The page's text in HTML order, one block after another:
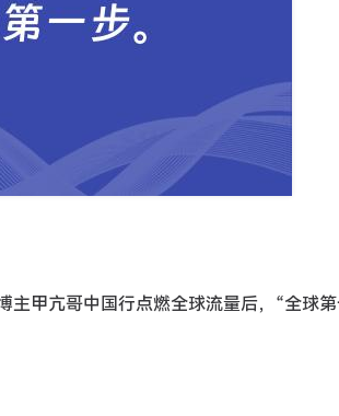
主甲亢哥中国行点燃全球流量后，“全球